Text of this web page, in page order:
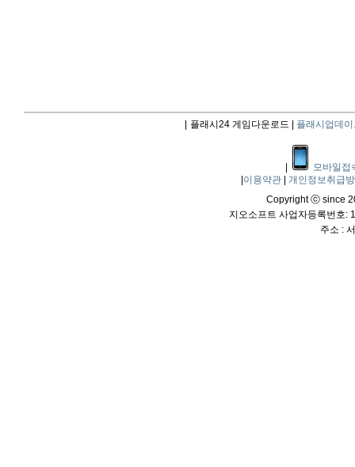
플래시24 게임다운로드 | 플래시업데이
모바일접
이용약관
개인정보취급
Copyright ⓒ since
지오소프트 사업자등록번호:
주소 :